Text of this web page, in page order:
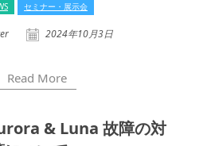
セミナー・展示会
2024年10月3日
Read More
& Luna 故障の対